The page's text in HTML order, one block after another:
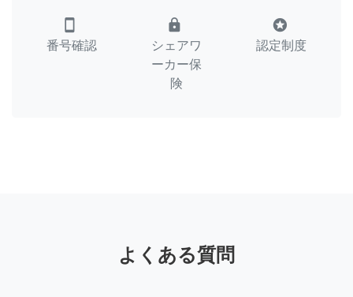
smartphone
番号確認
lock
シェアワ
ーカー保
険
stars
認定制度
よくある質問